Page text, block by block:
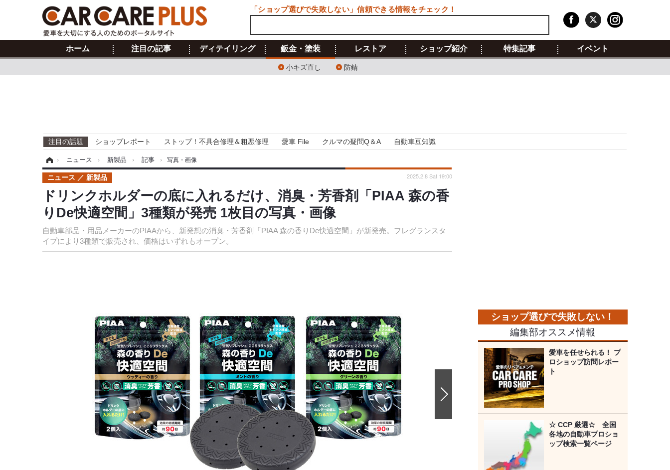
ホーム 注目の記事 ディテイリング 鈑金・塗装
小キズ直し 防錆
レストア ショップ紹介 特集記事 イベント
注目の話題 ショップレポート ストップ！不具合修理＆粗悪修理 愛車 File クルマの疑問Q＆A 自動車豆知識
› ニュース › 新製品 › 記事 › 写真・画像
ドリンクホルダーの底に入れるだけ、消臭・芳香剤「PIAA 森の香
りDe快適空間」3種類が発売 1枚目の写真・画像
自動車部品・用品メーカーのPIAAから、新発想の消臭・芳香剤「PIAA 森の香りDe快適空間」が新発売。フレグランスタ
イプにより3種類で販売され、価格はいずれもオープン。
ニュース 新製品 2025.2.8 Sat 19:00
編集部オススメ情報
愛車を任せられる！ プ
ロショップ訪問レポー
ト
☆ CCP 厳選☆ 全国
各地の自動車プロショ
ップ検索一覧ページ
「ショップ選びで失敗しない」信頼できる情報をチェック！